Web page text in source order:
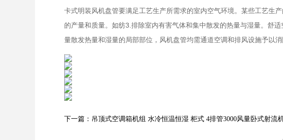
卡式明装风机盘管要满足工艺生产所需求的室内空气环境。某些工艺生
的产量和质量。如纺3.排除室内有害气体和集中散发的热量与湿量。舒
量散发热量和湿量的局部部位，风机盘管均需通道空调和排风设施予以
下一篇：吊顶式空调箱机组 水冷恒温恒湿 柜式 4排管3000风量卧式射流